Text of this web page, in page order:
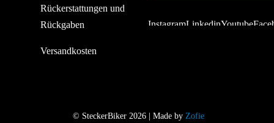
Rückerstattungen und
Rückgaben
Versandkosten
© SteckerBiker 2026 | Made by Zofie